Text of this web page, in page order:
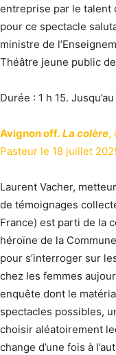
entreprise par le talent
pour ce spectacle
ministre de
Théâtre jeune public
Durée : 1 h 15.
Avignon off. La colère,
Pasteur le 18 juillet
Laurent Vacher,
de témoignages
France) est parti de la
héroïne de la
pour s’interroger sur
chez les femmes
enquête dont le
spectacles possibles,
choisir aléatoirement
change d’une fois à